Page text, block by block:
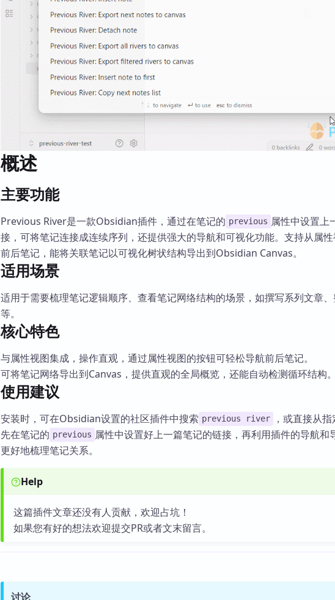
概述
主要功能
Previous River是一款Obsidian插件，通过在笔记的 previous 属性中设置上
接，可将笔记连接成连续序列，还提供强大的导航和可视化功能。支持从属
前后笔记，能将关联笔记以可视化树状结构导出到Obsidian Canvas。
适用场景
适用于需要梳理笔记逻辑顺序、查看笔记网络结构的场景，如撰写系列文章
等。
核心特色
与属性视图集成，操作直观，通过属性视图的按钮可轻松导航前后笔记。
可将笔记网络导出到Canvas，提供直观的全局概览，还能自动检测循环结构。
使用建议
安装时，可在Obsidian设置的社区插件中搜索 previous river
，或直接从指
先在笔记的 previous 属性中设置好上一篇笔记的链接，再利用插件的导航和
更好地梳理笔记关系。
Help
这篇插件文章还没有人贡献，欢迎占坑！
如果您有好的想法欢迎提交PR或者文末留言。
讨论